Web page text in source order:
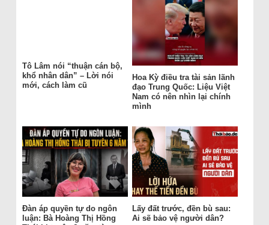
Tô Lâm nói “thuận cán bộ,
khổ nhân dân” – Lời nói
mới, cách làm cũ
Hoa Kỳ điều tra tài sản lãnh
đạo Trung Quốc: Liệu Việt
Nam có nên nhìn lại chính
mình
Đàn áp quyền tự do ngôn
luận: Bà Hoàng Thị Hồng
Lấy đất trước, đền bù sau:
Ai sẽ bảo vệ người dân?